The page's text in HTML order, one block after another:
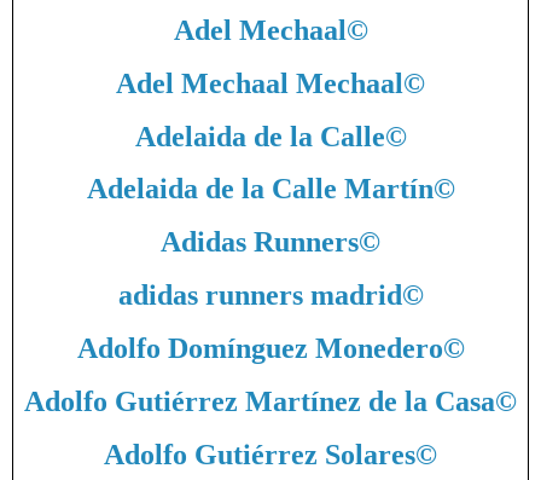
Adel Mechaal©
Adel Mechaal Mechaal©
Adelaida de la Calle©
Adelaida de la Calle Martín©
Adidas Runners©
adidas runners madrid©
Adolfo Domínguez Monedero©
Adolfo Gutiérrez Martínez de la Casa©
Adolfo Gutiérrez Solares©